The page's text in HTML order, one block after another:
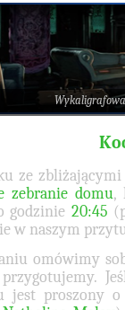
ze
zebranie domu,
godzinie 20:45
w naszym
omówimy
jest proszony